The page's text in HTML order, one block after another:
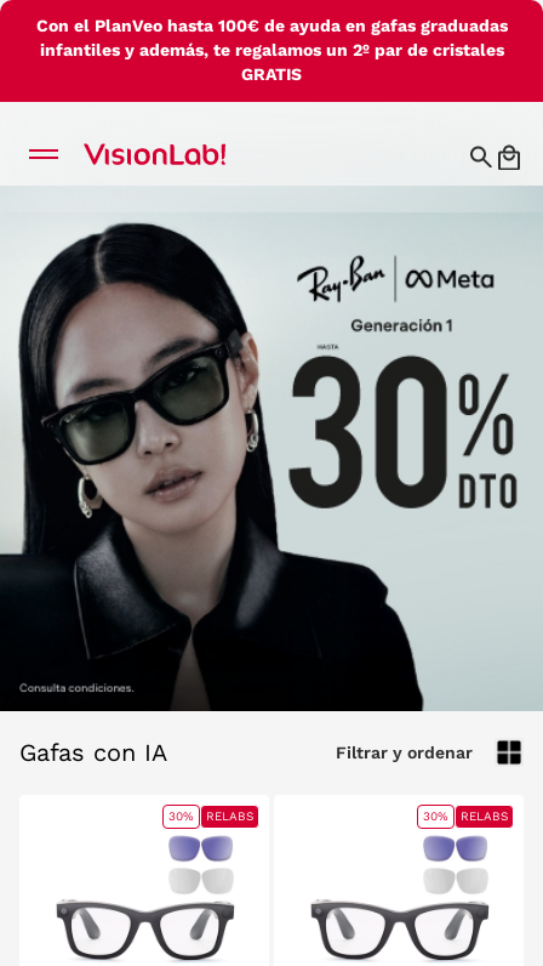
Con el PlanVeo hasta 100€ de ayuda en gafas graduadas
infantiles y además, te regalamos un 2º par de cristales
GRATIS
Gafas con IA Filtrar y ordenar
30% RELABS 30% RELABS